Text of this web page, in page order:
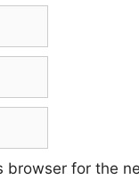
for the